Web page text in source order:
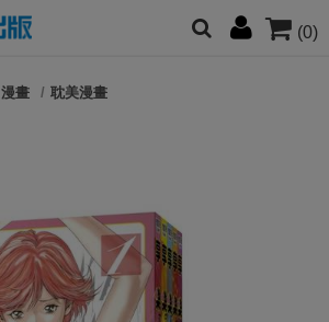
(0)
漫畫 耽美漫畫